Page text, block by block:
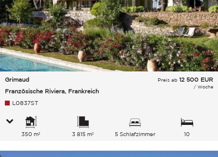
Grimaud
Französische Riviera, Frankreich
Preis ab 12 500 EUR
/ Woche
L0837ST
350 m² 3 815 m² 5 Schlafzimmer
10